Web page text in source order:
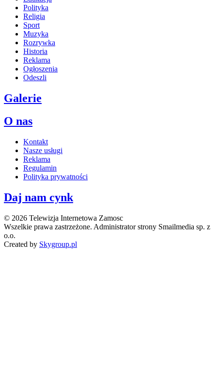
Polityka
Religia
Sport
Muzyka
Rozrywka
Historia
Reklama
Ogłoszenia
Odeszli
Galerie
O nas
Kontakt
Nasze usługi
Reklama
Regulamin
Polityka prywatności
Daj nam cynk
© 2026 Telewizja Internetowa Zamosc
Wszelkie prawa zastrzeżone. Administrator strony Smailmedia sp. z
o.o.
Created by Skygroup.pl